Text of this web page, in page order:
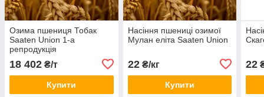
Озима пшениця Тобак
Saaten Union 1-а
репродукція
18 402 ₴/т
Купити
Насіння пшениці озимої
Мулан еліта Saaten Union
22₴/кг
Купити
22